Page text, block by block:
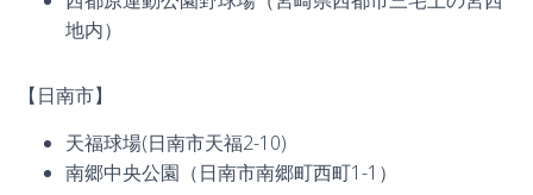
地内）
【日南市】
天福球場(日南市天福2-10)
南郷中央公園（日南市南郷町西町1-1）